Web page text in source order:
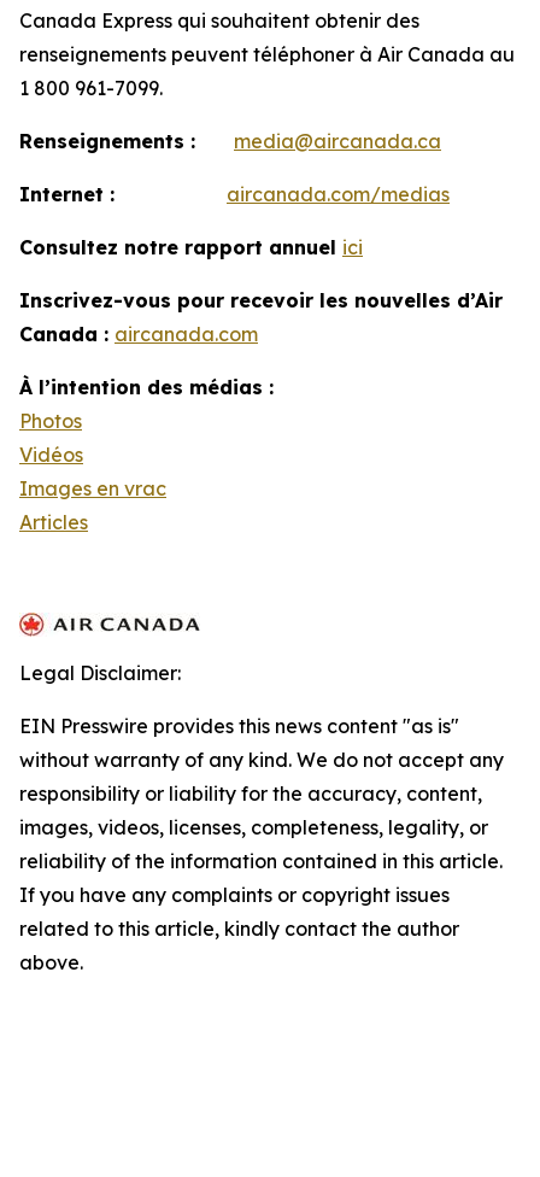
Canada Express qui souhaitent obtenir des
renseignements peuvent téléphoner à Air Canada au
1 800 961-7099.
Renseignements : media@aircanada.ca
Internet : aircanada.com/medias
Consultez notre rapport annuel ici
Inscrivez-vous pour recevoir les nouvelles d’Air
Canada : aircanada.com
À l’intention des médias :
Photos
Vidéos
Images en vrac
Articles
Legal Disclaimer:
EIN Presswire provides this news content "as is"
without warranty of any kind. We do not accept any
responsibility or liability for the accuracy, content,
images, videos, licenses, completeness, legality, or
reliability of the information contained in this article.
If you have any complaints or copyright issues
related to this article, kindly contact the author
above.